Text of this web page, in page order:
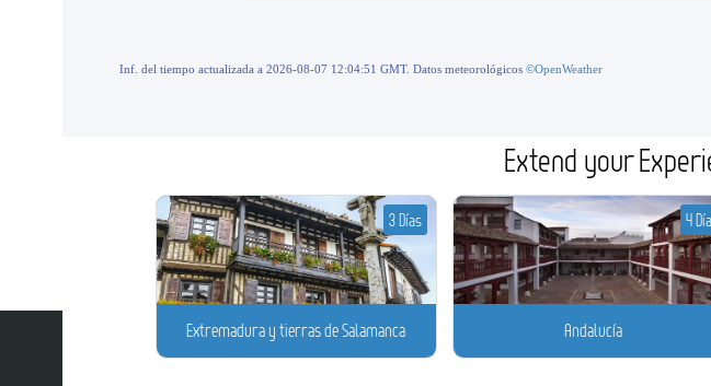
Inf. del tiempo actualizada a 2026-08-07 12:04:51 GMT. Datos meteorológicos ©OpenWeather
Extend your
Extremadura y tierras de Salamanca
3 Días
Andalucía
4